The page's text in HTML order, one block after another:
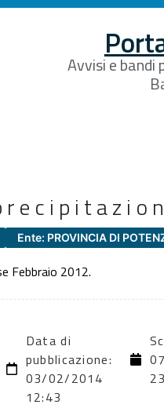
Avvisi e bandi
Ente: PROVINCIA DI
Febbraio 2012.
Data di
pubblicazione:
03/02/2014
12:43